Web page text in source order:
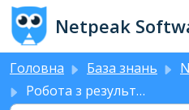
Перейти до головного
Netpeak
Головна База знань
Робота з результатами сканування